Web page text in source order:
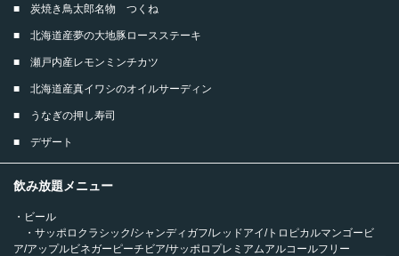
■ 炭焼き鳥太郎名物 つくね
■ 北海道産夢の大地豚ロースステーキ
■ 瀬戸内産レモンミンチカツ
■ 北海道産真イワシのオイルサーディン
■ うなぎの押し寿司
■ デザート
飲み放題メニュー
・ビール
・サッポロクラシック/シャンディガフ/レッドアイ/トロピカルマンゴービ
ア/アップルビネガーピーチビア/サッポロプレミアムアルコールフリー
この店舗情報をシェアする
1000円OFFプレ飲み放【ちょい贅沢コース】刺身・焼鳥・
ステーキ・鰻等全9品120分6500円→5500円 | 焼鳥・海鮮
居酒屋 鳥太郎 札幌駅北口店